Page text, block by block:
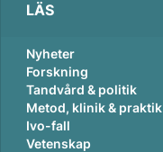
LÄS
Nyheter
Forskning
Tandvård & politik
Metod, klinik & praktik
Ivo-fall
Vetenskap